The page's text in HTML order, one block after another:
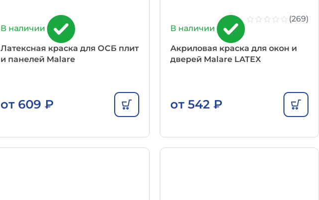
В наличии
Латексная краска для ОСБ плит
и панелей Malare
от 609 ₽
В наличии
(269)
Акриловая краска для окон и
дверей Malare LATEX
от 542 ₽